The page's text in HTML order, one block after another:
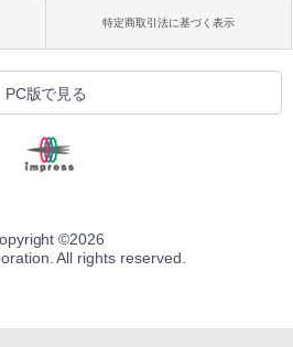
特定商取引法に基づく表示
PC版で見る
©2026
All rights reserved.